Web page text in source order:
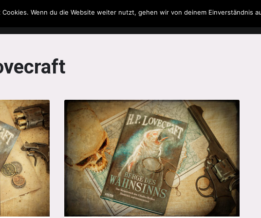
Filme & Serien Musik Spielzeug Literatur
Wenn du die Website weiter nutzt, gehen wir von deinem Einverständnis